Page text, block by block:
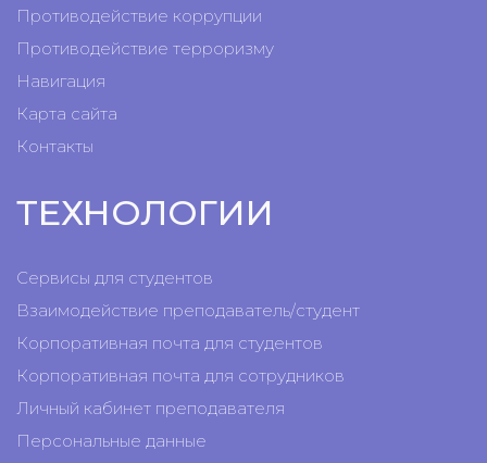
Противодействие коррупции
Противодействие терроризму
Навигация
Карта сайта
Контакты
ТЕХНОЛОГИИ
Сервисы для студентов
Взаимодействие преподаватель/студент
Корпоративная почта для студентов
Корпоративная почта для сотрудников
Личный кабинет преподавателя
Персональные данные